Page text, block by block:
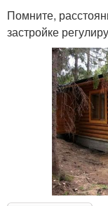
Помните,
застройке